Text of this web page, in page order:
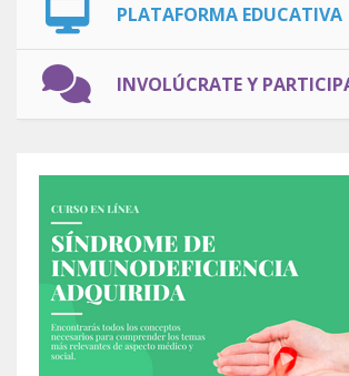
PLATAFORMA EDUCATIVA
INVOLÚCRATE Y